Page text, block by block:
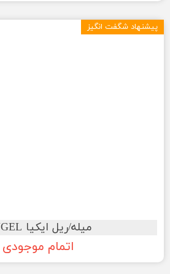
میله/ریل ایکیا BYGEL
اتمام موجودی
پیشنهاد شگفت انگیز